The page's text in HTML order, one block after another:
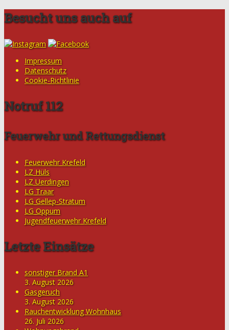
Besucht uns auch auf
Impressum
Datenschutz
Cookie-Richtlinie
Notruf 112
Feuerwehr und Rettungsdienst
Feuerwehr Krefeld
LZ Hüls
LZ Uerdingen
LG Traar
LG Gellep-Stratum
LG Oppum
Jugendfeuerwehr Krefeld
Letzte Einsätze
sonstiger Brand A1
3. August 2026
Gasgeruch
3. August 2026
Rauchentwicklung Wohnhaus
26. Juli 2026